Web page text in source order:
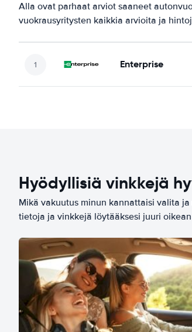
Alla ovat parhaat arviot saaneet
vuokrausyritysten kaikkia arvioita ja
Enterprise
Hyödyllisiä vinkkejä
Mikä vakuutus minun kannattaisi valita
tietoja ja vinkkejä löytääksesi juuri